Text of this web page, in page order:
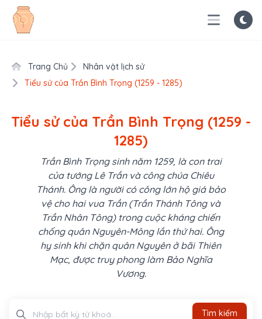
Trang Chủ
Nhân vật lịch sử
Tiểu sử của Trần Bình Trọng (1259 - 1285)
Tiểu sử của Trần Bình Trọng (1259 -
1285)
Trần Bình Trọng sinh năm 1259, là con trai
của tướng Lê Trần và công chúa Chiêu
Thánh. Ông là người có công lớn hộ giá bảo
vệ cho hai vua Trần (Trần Thánh Tông và
Trần Nhân Tông) trong cuộc kháng chiến
chống quân Nguyên-Mông lần thứ hai. Ông
hy sinh khi chặn quân Nguyên ở bãi Thiên
Mạc, được truy phong làm Bảo Nghĩa
Vương.
Tìm kiếm